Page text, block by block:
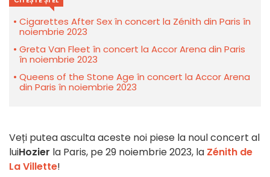
Cigarettes After Sex în concert la Zénith din Paris în
noiembrie 2023
Greta Van Fleet în concert la Accor Arena din Paris
în noiembrie 2023
Queens of the Stone Age în concert la Accor Arena
din Paris în noiembrie 2023
Veți putea asculta aceste noi piese la noul concert al
luiHozier la Paris, pe 29 noiembrie 2023, la Zénith de
La Villette!